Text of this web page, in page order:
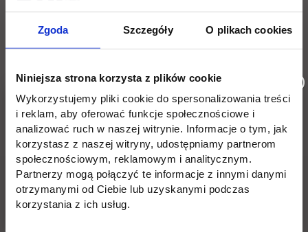
Zgoda Szczegóły O plikach cookies
Niniejsza strona korzysta z plików cookie
Wykorzystujemy pliki cookie do spersonalizowania treści
i reklam, aby oferować funkcje społecznościowe i
analizować ruch w naszej witrynie. Informacje o tym, jak
korzystasz z naszej witryny, udostępniamy partnerom
społecznościowym, reklamowym i analitycznym.
Partnerzy mogą połączyć te informacje z innymi danymi
otrzymanymi od Ciebie lub uzyskanymi podczas
korzystania z ich usług.
Wróć
Pomiń
stopkę
Informacje w stopce
Edukacja
Licencjackie
Student
Wirtualna uczelnia